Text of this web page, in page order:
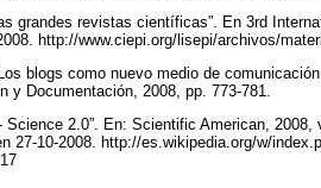
grandes revistas científicas”. En 3rd
http://www.ciepi.org/lisepi/archivos/
blogs como nuevo medio de
y Documentación, 2008, pp. 773-781.
2.0”. En: Scientific American, 2008,
27-10-2008. http://es.wikipedia.org/w/